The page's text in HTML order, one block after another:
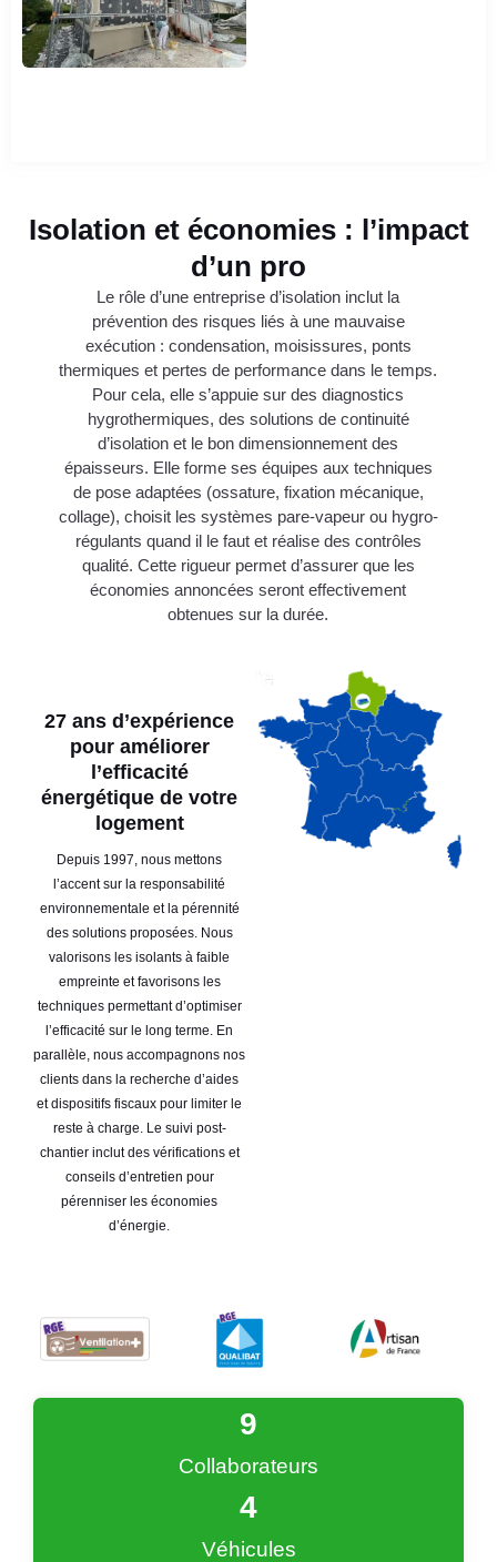
Isolation et économies : l’impact
d’un pro
Le rôle d’une entreprise d’isolation inclut la
prévention des risques liés à une mauvaise
exécution : condensation, moisissures, ponts
thermiques et pertes de performance dans le temps.
Pour cela, elle s’appuie sur des diagnostics
hygrothermiques, des solutions de continuité
d’isolation et le bon dimensionnement des
épaisseurs. Elle forme ses équipes aux techniques
de pose adaptées (ossature, fixation mécanique,
collage), choisit les systèmes pare-vapeur ou hygro-
régulants quand il le faut et réalise des contrôles
qualité. Cette rigueur permet d’assurer que les
économies annoncées seront effectivement
obtenues sur la durée.
27 ans d’expérience
pour améliorer
l’efficacité
énergétique de votre
logement
Depuis 1997, nous mettons
l’accent sur la responsabilité
environnementale et la pérennité
des solutions proposées. Nous
valorisons les isolants à faible
empreinte et favorisons les
techniques permettant d’optimiser
l’efficacité sur le long terme. En
parallèle, nous accompagnons nos
clients dans la recherche d’aides
et dispositifs fiscaux pour limiter le
reste à charge. Le suivi post-
chantier inclut des vérifications et
conseils d’entretien pour
pérenniser les économies
d’énergie.
Collaborateurs
9
Véhicules
4